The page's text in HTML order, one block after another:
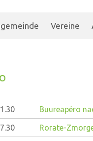
Vereine
Buureapéro
Rorate-